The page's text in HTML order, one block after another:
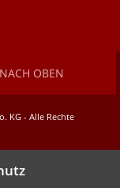
NACH OBEN
KG - Alle Rechte